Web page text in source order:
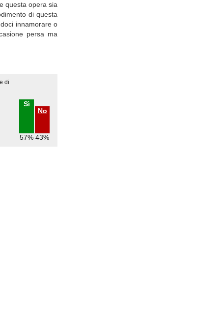
questa opera sia
di questa
innamorare o
persa ma
di
Sì
57%
No
43%